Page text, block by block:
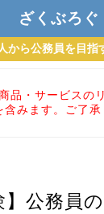
ざくぶろぐ
から公務員を目指
品・サービスの
含みます。ご了承
】公務員